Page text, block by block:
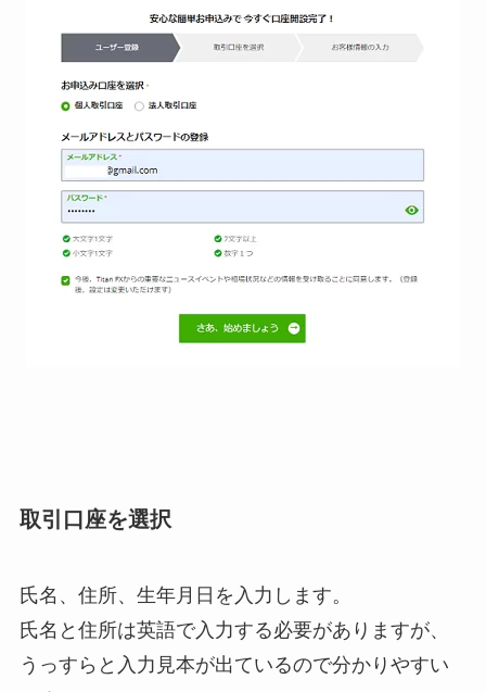
取引口座を選択
氏名、住所、生年月日を入力します。
氏名と住所は英語で入力する必要がありますが、
うっすらと入力見本が出ているので分かりやすい